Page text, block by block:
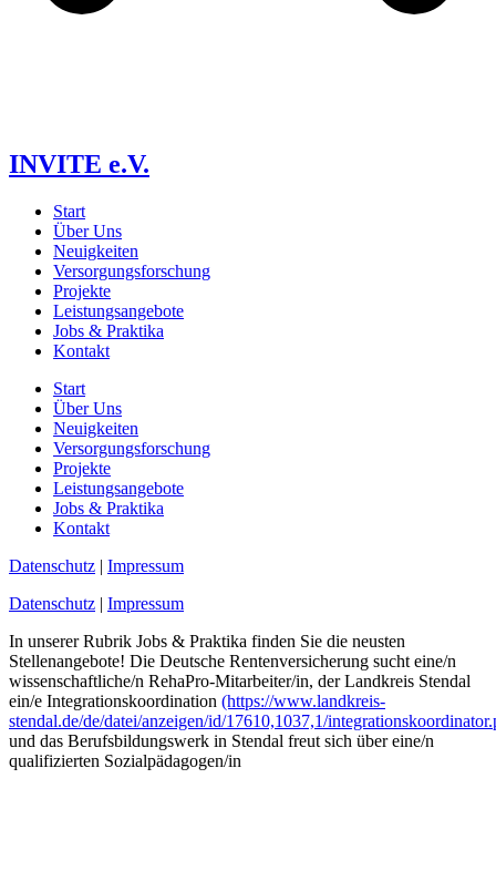
INVITE e.V.
Start
Über Uns
Neuigkeiten
Versorgungs­forschung
Projekte
Leistungsangebote
Jobs & Praktika
Kontakt
Start
Über Uns
Neuigkeiten
Versorgungs­forschung
Projekte
Leistungsangebote
Jobs & Praktika
Kontakt
Datenschutz | Impressum
Datenschutz | Impressum
In unserer Rubrik Jobs & Praktika finden Sie die neusten
Stellenangebote! Die Deutsche Rentenversicherung sucht eine/n
wissenschaftliche/n RehaPro-Mitarbeiter/in, der Landkreis Stendal
ein/e Integrationskoordination (https://www.landkreis-
stendal.de/de/datei/anzeigen/id/17610,1037,1/
und das Berufsbildungswerk in Stendal freut sich über eine/n
qualifizierten Sozialpädagogen/in